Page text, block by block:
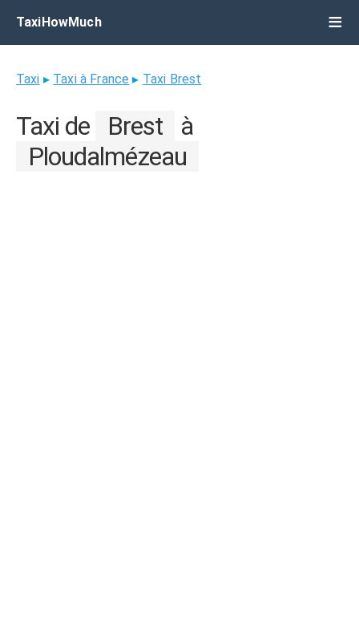
TaxiHowMuch
Taxi ▸ Taxi à France ▸ Taxi Brest
Taxi de Brest
à
Ploudalmézeau